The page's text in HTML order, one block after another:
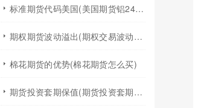
标准期货代码美国(美国期货铝24小时行情代码)
期权期货波动溢出(期权交易波动率)
棉花期货的优势(棉花期货怎么买)
期货投资套期保值(期货投资套期保值什么意思)